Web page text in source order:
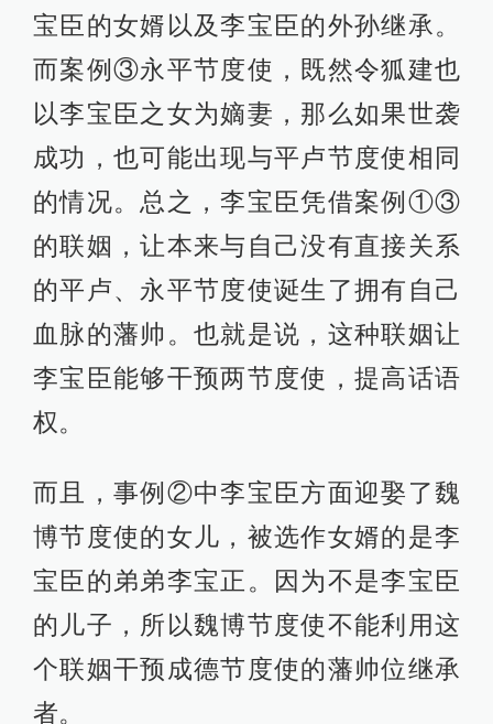
宝臣的女婿以及李宝臣的外孙继承。
而案例③永平节度使，既然令狐建也
以李宝臣之女为嫡妻，那么如果世袭
成功，也可能出现与平卢节度使相同
的情况。总之，李宝臣凭借案例①③
的联姻，让本来与自己没有直接关系
的平卢、永平节度使诞生了拥有自己
血脉的藩帅。也就是说，这种联姻让
李宝臣能够干预两节度使，提高话语
权。
而且，事例②中李宝臣方面迎娶了魏
博节度使的女儿，被选作女婿的是李
宝臣的弟弟李宝正。因为不是李宝臣
的儿子，所以魏博节度使不能利用这
个联姻干预成德节度使的藩帅位继承
者。